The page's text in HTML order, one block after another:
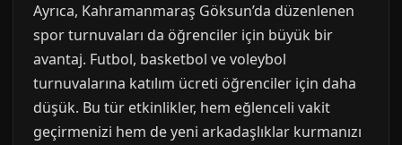
Ayrıca, Kahramanmaraş Göksun’da düzenlenen
spor turnuvaları da öğrenciler için büyük bir
avantaj. Futbol, basketbol ve voleybol
turnuvalarına katılım ücreti öğrenciler için daha
düşük. Bu tür etkinlikler, hem eğlenceli vakit
geçirmenizi hem de yeni arkadaşlıklar kurmanızı